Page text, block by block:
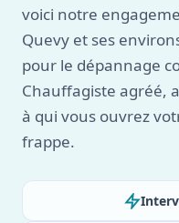
voici notre
Quevy et ses
pour le dépannage
Chauffagiste agréé,
à qui vous ouvrez
frappe.